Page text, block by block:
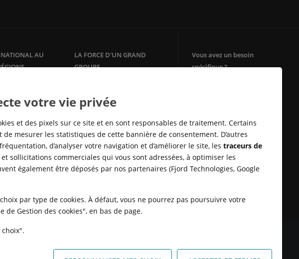
AU
en adéquation
des marchés locaux
à tous les besoins
partout en
LA FORCE D'UN GRAND
GROUPE
bénéficie de la solidité et de
l'ancrage territorial d'un des
leaders de la
banque
de proximité
en Europe.
Vous avez un besoin
spécifique ?
E-immobilier
Crédit Sofinco
Square Habitat : Location
logement
DE GESTION DES COOKIES HONORAIRES TRANSACTION
HONORAIRES LOCATION
votre vie privée
et des pixels sur ce site et en sont responsables de traitement. Certains
mesurer les statistiques de cette bannière de consentement. D’autres
d’analyser votre navigation et d’améliorer le site, les traceurs de
sollicitations commerciales qui vous sont adressées, à optimiser les
également être déposés par nos partenaires (Fjord Technologies, Google
par type de cookies. À défaut, vous ne pourrez pas poursuivre votre
Gestion des cookies", en bas de page.